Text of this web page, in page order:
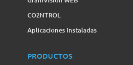
CO2NTROL
Aplicaciones Instaladas
PRODUCTOS